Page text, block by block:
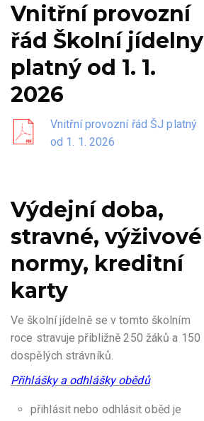
Vnitřní provozní
řád Školní jídelny
platný od 1. 1.
2026
Vnitřní provozní řád ŠJ platný
od 1. 1. 2026
Výdejní doba,
stravné, výživové
normy, kreditní
karty
Ve školní jídelně se v tomto školním
roce stravuje přibližně 250 žáků a 150
dospělých strávníků.
Přihlášky a odhlášky obědů
přihlásit nebo odhlásit oběd je